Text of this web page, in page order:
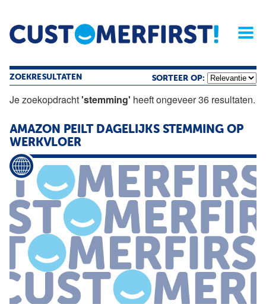
Home Opinie Archief
Magazine
ZOEKRESULTATEN SORTEER OP:
Je zoekopdracht'stemming' heeft ongeveer 36 resultaten.
AMAZON PEILT DAGELIJKS STEMMING OP
WERKVLOER